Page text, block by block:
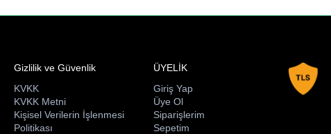
Gizlilik ve Güvenlik
KVKK
KVKK Metni
Kişisel Verilerin İşlenmesi
Politikası
ÜYELİK
Giriş Yap
Üye Ol
Siparişlerim
Sepetim